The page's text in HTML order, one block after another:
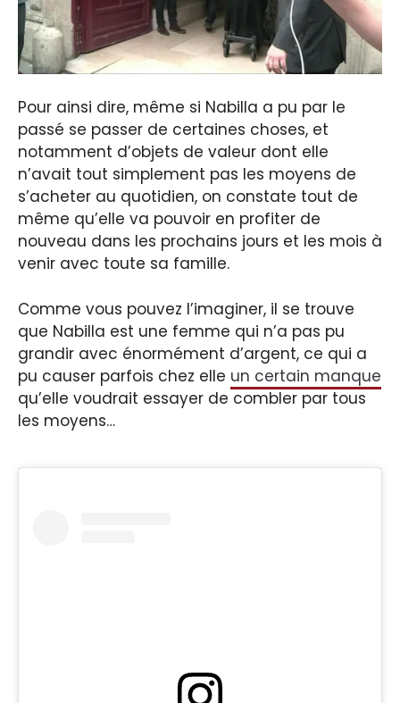
Pour ainsi dire, même si Nabilla a pu par le
passé se passer de certaines choses, et
notamment d’objets de valeur dont elle
n’avait tout simplement pas les moyens de
s’acheter au quotidien, on constate tout de
même qu’elle va pouvoir en profiter de
nouveau dans les prochains jours et les mois à
venir avec toute sa famille.
Comme vous pouvez l’imaginer, il se trouve
que Nabilla est une femme qui n’a pas pu
grandir avec énormément d’argent, ce qui a
pu causer parfois chez elle un certain manque
qu’elle voudrait essayer de combler par tous
les moyens…